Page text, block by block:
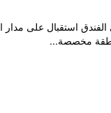
استقبال على مدار
مخصصة...